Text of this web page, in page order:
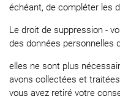
échéant, de compléter les
Le droit de suppression -
des données personnelles
elles ne sont plus
avons collectées et
vous avez retiré votre